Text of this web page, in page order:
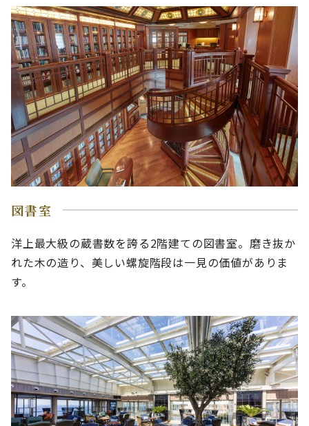
図書室
洋上最大級の蔵書数を誇る2階建ての図書室。磨き抜か
れた木の造り、美しい螺旋階段は一見の価値がありま
す。